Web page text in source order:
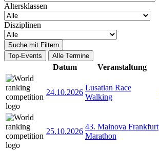
Altersklassen
Disziplinen
Suche mit Filtern
Top-Events
Alle Termine
Datum Veranstaltung
24.10.2026
Lusatian Race
Walking
25.10.2026
43. Mainova Frankfurt
Marathon